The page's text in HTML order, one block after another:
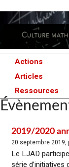
Actions
Articles
Ressources
2019/2020
20 septembre 2019,
Le LJAD
série